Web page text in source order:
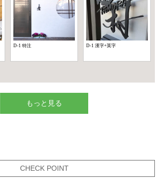
もっと見る
CHECK POINT